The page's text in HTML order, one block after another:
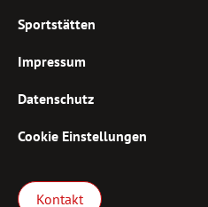
Sportstätten
Impressum
Datenschutz
Cookie Einstellungen
Kontakt